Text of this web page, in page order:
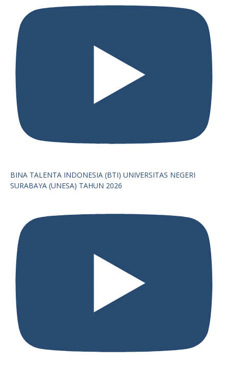
BINA TALENTA INDONESIA (BTI) UNIVERSITAS NEGERI
SURABAYA (UNESA) TAHUN 2026